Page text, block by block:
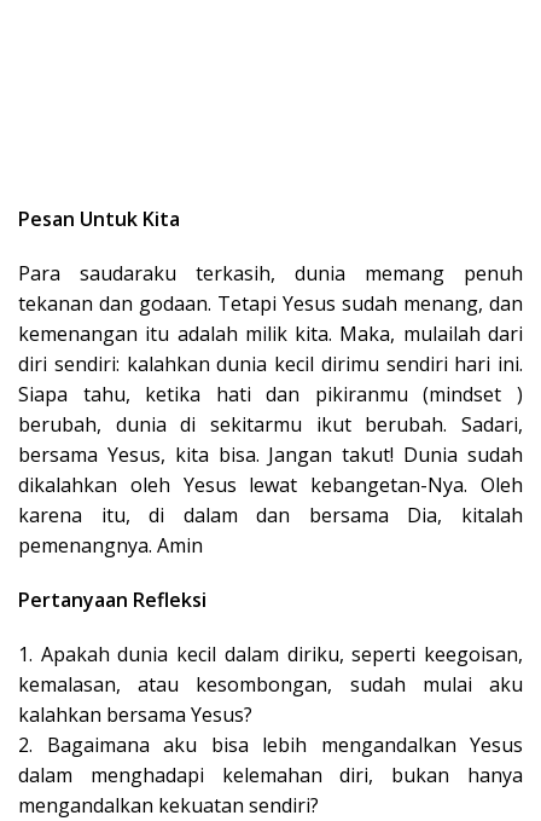
Pesan Untuk Kita
Para saudaraku terkasih, dunia memang penuh
tekanan dan godaan. Tetapi Yesus sudah menang, dan
kemenangan itu adalah milik kita. Maka, mulailah dari
diri sendiri: kalahkan dunia kecil dirimu sendiri hari ini.
Siapa tahu, ketika hati dan pikiranmu (mindset )
berubah, dunia di sekitarmu ikut berubah. Sadari,
bersama Yesus, kita bisa. Jangan takut! Dunia sudah
dikalahkan oleh Yesus lewat kebangetan-Nya. Oleh
karena itu, di dalam dan bersama Dia, kitalah
pemenangnya. Amin
Pertanyaan Refleksi
1. Apakah dunia kecil dalam diriku, seperti keegoisan,
kemalasan, atau kesombongan, sudah mulai aku
kalahkan bersama Yesus?
2. Bagaimana aku bisa lebih mengandalkan Yesus
dalam menghadapi kelemahan diri, bukan hanya
mengandalkan kekuatan sendiri?